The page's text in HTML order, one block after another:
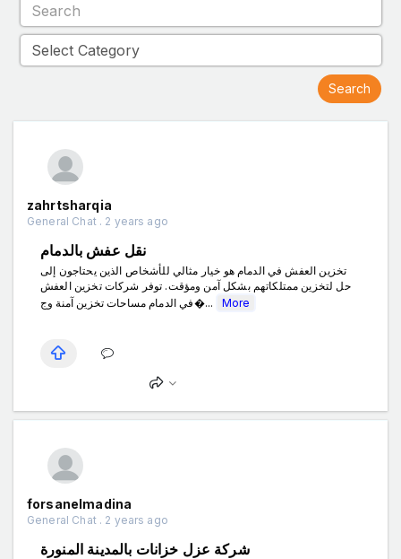
zahrtsharqia
General Chat . 2 years ago
نقل عفش بالدمام
تخزين العفش في الدمام هو خيار مثالي للأشخاص الذين يحتاجون إلى
حل لتخزين ممتلكاتهم بشكل آمن ومؤقت. توفر شركات تخزين العفش
في الدمام مساحات تخزين آمنة وج�...
More
forsanelmadina
General Chat . 2 years ago
شركة عزل خزانات بالمدينة المنورة